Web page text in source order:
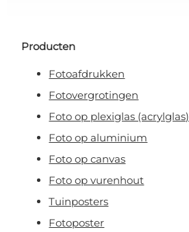
Producten
Fotoafdrukken
Fotovergrotingen
Foto op plexiglas (acrylglas)
Foto op aluminium
Foto op canvas
Foto op vurenhout
Tuinposters
Fotoposter